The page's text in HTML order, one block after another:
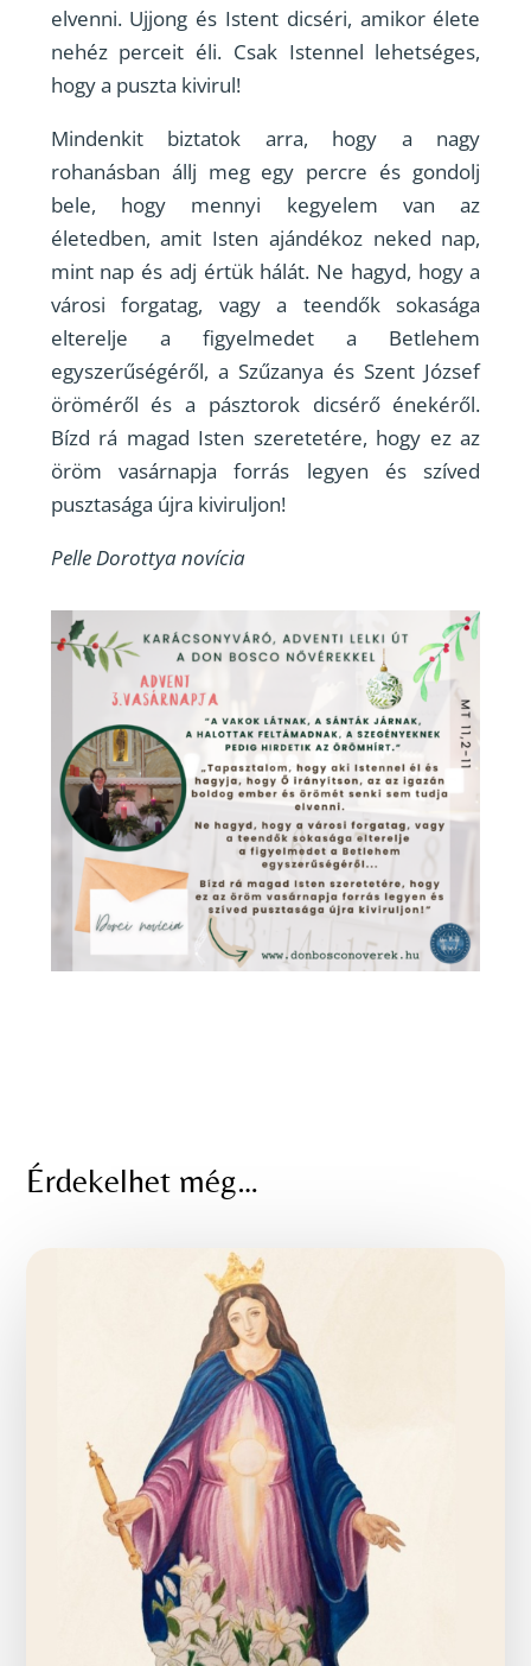
elvenni. Ujjong és Istent dicséri, amikor élete
nehéz perceit éli. Csak Istennel lehetséges,
hogy a puszta kivirul!
Mindenkit biztatok arra, hogy a nagy
rohanásban állj meg egy percre és gondolj
bele, hogy mennyi kegyelem van az
életedben, amit Isten ajándékoz neked nap,
mint nap és adj értük hálát. Ne hagyd, hogy a
városi forgatag, vagy a teendők sokasága
elterelje a figyelmedet a Betlehem
egyszerűségéről, a Szűzanya és Szent József
öröméről és a pásztorok dicsérő énekéről.
Bízd rá magad Isten szeretetére, hogy ez az
öröm vasárnapja forrás legyen és szíved
pusztasága újra kiviruljon!
Pelle Dorottya novícia
Érdekelhet még…